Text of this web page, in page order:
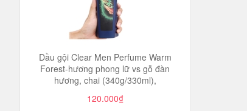
Dầu gội Clear Men Perfume Warm
Forest-hương phong lữ vs gỗ đàn
hương, chai (340g/330ml),
120.000₫